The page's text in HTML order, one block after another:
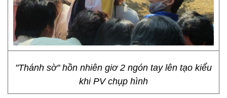
"Thánh sờ" hồn nhiên giơ 2 ngón tay lên tạo kiểu
khi PV chụp hình